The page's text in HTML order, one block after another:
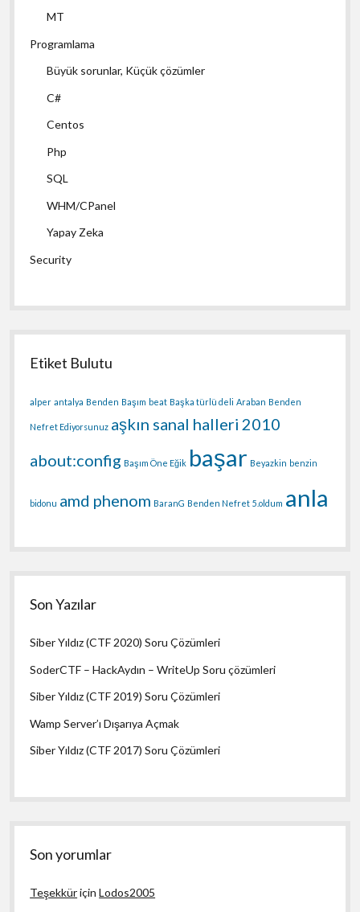
MT
Programlama
Büyük sorunlar, Küçük çözümler
C#
Centos
Php
SQL
WHM/CPanel
Yapay Zeka
Security
Etiket Bulutu
alper antalya Benden Başım beat Başka türlü deli Araban Benden
Nefret Ediyorsunuz aşkın sanal halleri 2010
about:config Başım Öne Eğik başar Beyazkin benzin
bidonu amd phenom BaranG Benden Nefret 5.oldum anla
Son Yazılar
Siber Yıldız (CTF 2020) Soru Çözümleri
SoderCTF – HackAydın – WriteUp Soru çözümleri
Siber Yıldız (CTF 2019) Soru Çözümleri
Wamp Server’ı Dışarıya Açmak
Siber Yıldız (CTF 2017) Soru Çözümleri
Son yorumlar
TeşekküriçinLodos2005